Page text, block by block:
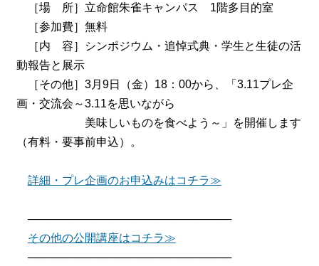
［場 所］立命館朱雀キャンパス 1階多目的室
［参加費］無料
［内 容］シンポジウム・追悼式典・学生と生徒の活
動報告と展示
［その他］3月9日（金）18：00から、「3.11プレ企
画・交流会～3.11を思いながら
美味しいものを食べよう～」を開催します
（有料・要事前申込）。
詳細・プレ企画のお申込みはコチラ≫
──────────────────────────
その他の公開講座はコチラ≫
──────────────────────────